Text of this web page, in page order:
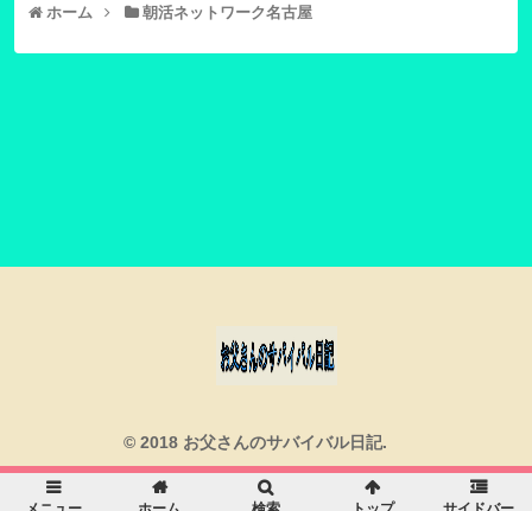
ホーム 朝活ネットワーク名古屋
© 2018 お父さんのサバイバル日記.